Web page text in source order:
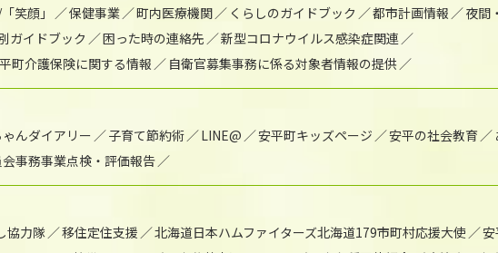
笑顔」 保健事業 町内医療機関 くらしのガイドブック 都市計画情報
夜間
ガイドブック 困った時の連絡先
新型コロナウイルス感染症関連
町介護保険に関する情報 自衛官募集事務に係る対象者情報の提供
んダイアリー 子育て節約術 LINE@ 安平町キッズページ 安平の社会教育
事務事業点検・評価報告
協力隊 移住定住支援 北海道日本ハムファイターズ北海道179市町村応援大使